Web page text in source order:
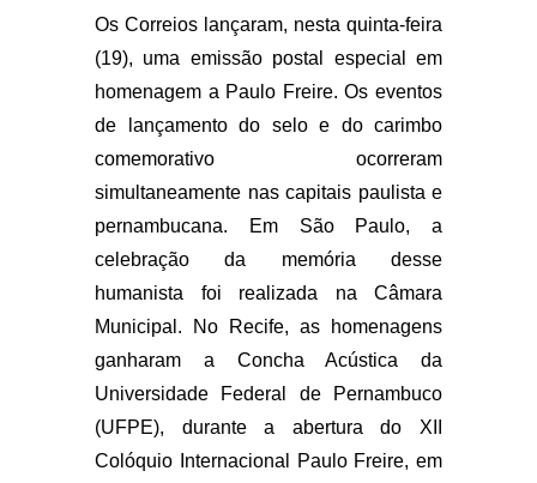
Os Correios lançaram, nesta quinta-feira
(19), uma emissão postal especial em
homenagem a Paulo Freire. Os eventos
de lançamento do selo e do carimbo
comemorativo ocorreram
simultaneamente nas capitais paulista e
pernambucana. Em São Paulo, a
celebração da memória desse
humanista foi realizada na Câmara
Municipal. No Recife, as homenagens
ganharam a Concha Acústica da
Universidade Federal de Pernambuco
(UFPE), durante a abertura do XII
Colóquio Internacional Paulo Freire, em